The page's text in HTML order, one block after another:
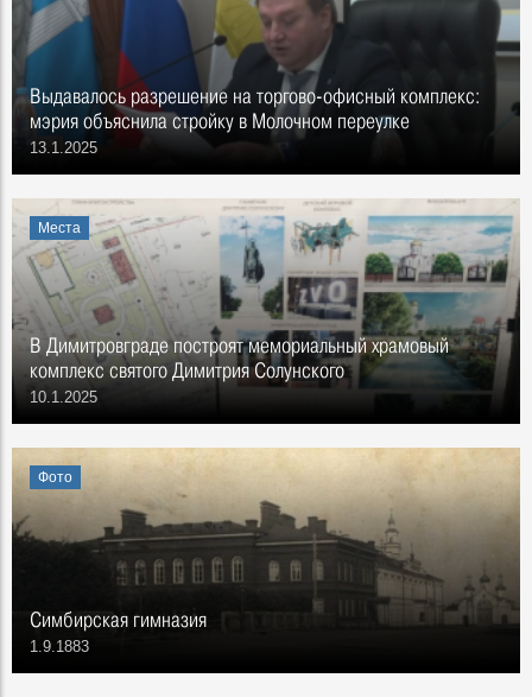
Выдавалось разрешение на торгово-офисный комплекс:
мэрия объяснила стройку в Молочном переулке
13.1.2025
Места
В Димитровграде построят мемориальный храмовый
комплекс святого Димитрия Солунского
10.1.2025
Фото
Симбирская гимназия
1.9.1883